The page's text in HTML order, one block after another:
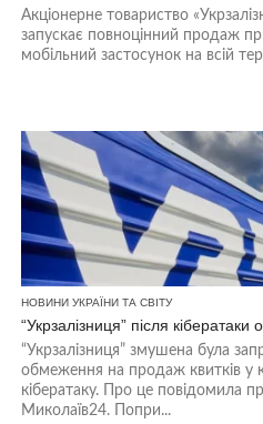
Акціонерне товариство
запускає повноцінний продаж
мобільний застосунок на всій
НОВИНИ УКРАЇНИ ТА СВІТУ
“Укрзалізниця” після
“Укрзалізниця” змушена була
обмеження на продаж квитків у
кібератаку. Про це повідомила
Миколаїв24. Попри...